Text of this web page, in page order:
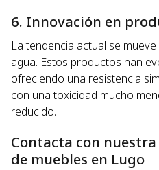
6. Innovación en
La tendencia actual se
agua. Estos productos han
ofreciendo una resistencia
con una toxicidad mucho
reducido.
Contacta con
de muebles en Lugo